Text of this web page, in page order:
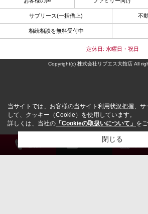
サブリース(一括借上) 不
相続相談を無料受付中
定休日: 水曜日・祝日
Copyright(c) 株式会社リブエス大館店 All
当サイトでは、お客様の当サイト利用状況把握、サ
して、クッキー（Cookie）を使用しています。
詳しくは、当社の 「Cookieの取扱いについて」 を
閉じる